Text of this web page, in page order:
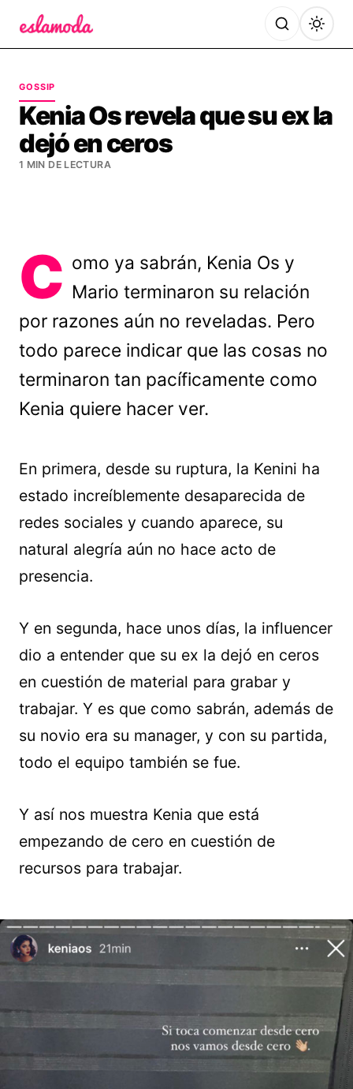
GOSSIP
Kenia Os revela que su ex la
dejó en ceros
1 MIN DE LECTURA
C omo ya sabrán, Kenia Os y
Mario terminaron su relación
por razones aún no reveladas. Pero
todo parece indicar que las cosas no
terminaron tan pacíficamente como
Kenia quiere hacer ver.
En primera, desde su ruptura, la Kenini ha
estado increíblemente desaparecida de
redes sociales y cuando aparece, su
natural alegría aún no hace acto de
presencia.
Y en segunda, hace unos días, la influencer
dio a entender que su ex la dejó en ceros
en cuestión de material para grabar y
trabajar. Y es que como sabrán, además de
su novio era su manager, y con su partida,
todo el equipo también se fue.
Y así nos muestra Kenia que está
empezando de cero en cuestión de
recursos para trabajar.